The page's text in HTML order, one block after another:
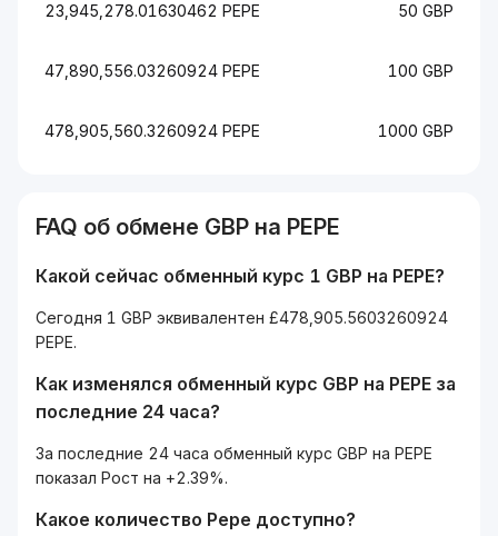
23,945,278.01630462 PEPE 50 GBP
47,890,556.03260924 PEPE 100 GBP
478,905,560.3260924 PEPE 1000 GBP
FAQ об обмене GBP на PEPE
Какой сейчас обменный курс 1 GBP на PEPE?
Сегодня 1 GBP эквивалентен £478,905.5603260924
PEPE.
Как изменялся обменный курс GBP на PEPE за
последние 24 часа?
За последние 24 часа обменный курс GBP на PEPE
показал Рост на +2.39%.
Какое количество Pepe доступно?